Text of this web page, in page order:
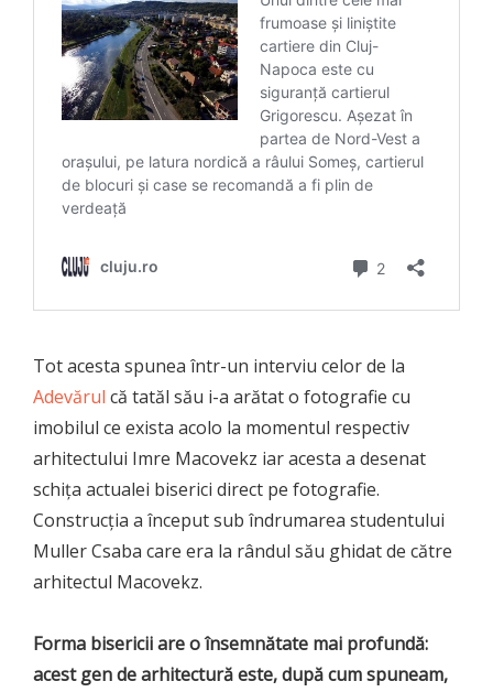
Tot acesta spunea într-un interviu celor de la
Adevărul că tatăl său i-a arătat o fotografie cu
imobilul ce exista acolo la momentul respectiv
arhitectului Imre Macovekz iar acesta a desenat
schița actualei biserici direct pe fotografie.
Construcția a început sub îndrumarea studentului
Muller Csaba care era la rândul său ghidat de către
arhitectul Macovekz.
Forma bisericii are o însemnătate mai profundă:
acest gen de arhitectură este, după cum spuneam,